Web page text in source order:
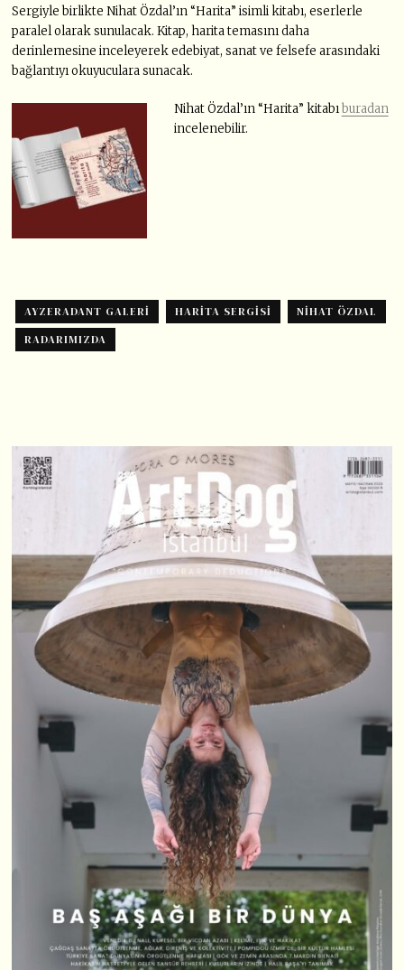
Sergiyle birlikte Nihat Özdal’ın “Harita” isimli kitabı, eserlerle
paralel olarak sunulacak. Kitap, harita temasını daha
derinlemesine inceleyerek edebiyat, sanat ve felsefe arasındaki
bağlantıyı okuyuculara sunacak.
Nihat Özdal’ın “Harita” kitabıburadan
incelenebilir.
AYZERADANT GALERI HARITA SERGISI
NIHAT ÖZDAL
RADARIMIZDA